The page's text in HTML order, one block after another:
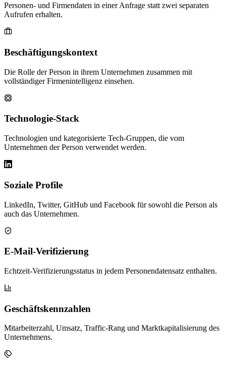
Personen- und Firmendaten in einer Anfrage statt zwei separaten
Aufrufen erhalten.
Beschäftigungskontext
Die Rolle der Person in ihrem Unternehmen zusammen mit
vollständiger Firmenintelligenz einsehen.
Technologie-Stack
Technologien und kategorisierte Tech-Gruppen, die vom
Unternehmen der Person verwendet werden.
Soziale Profile
LinkedIn, Twitter, GitHub und Facebook für sowohl die Person als
auch das Unternehmen.
E-Mail-Verifizierung
Echtzeit-Verifizierungsstatus in jedem Personendatensatz enthalten.
Geschäftskennzahlen
Mitarbeiterzahl, Umsatz, Traffic-Rang und Marktkapitalisierung des
Unternehmens.